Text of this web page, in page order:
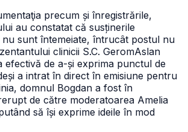
precum și înregistrările,
au constatat că susținerile
sunt întemeiate, întrucât postul nu
clinicii S.C. GeromAslan
efectivă de a-și exprima punctul de
a intrat în direct în emisiune pentru
domnul Bogdan a fost în
de către moderatoarea Amelia
să își exprime ideile în mod